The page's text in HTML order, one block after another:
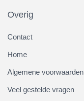
Overig
Contact
Home
Algemene voorwaarden
Veel gestelde vragen